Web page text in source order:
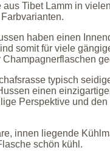
aus Tibet Lamm in vielen
haben einen
somit für viele
Champagnerflaschen
typisch
einen
Perspektive und den
innen liegende
schön kühl.